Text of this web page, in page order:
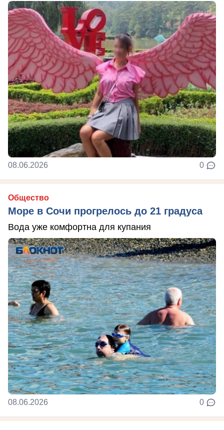
08.06.2026 0
Общество
Море в Сочи прогрелось до 21 градуса
Вода уже комфортна для купания
08.06.2026 0